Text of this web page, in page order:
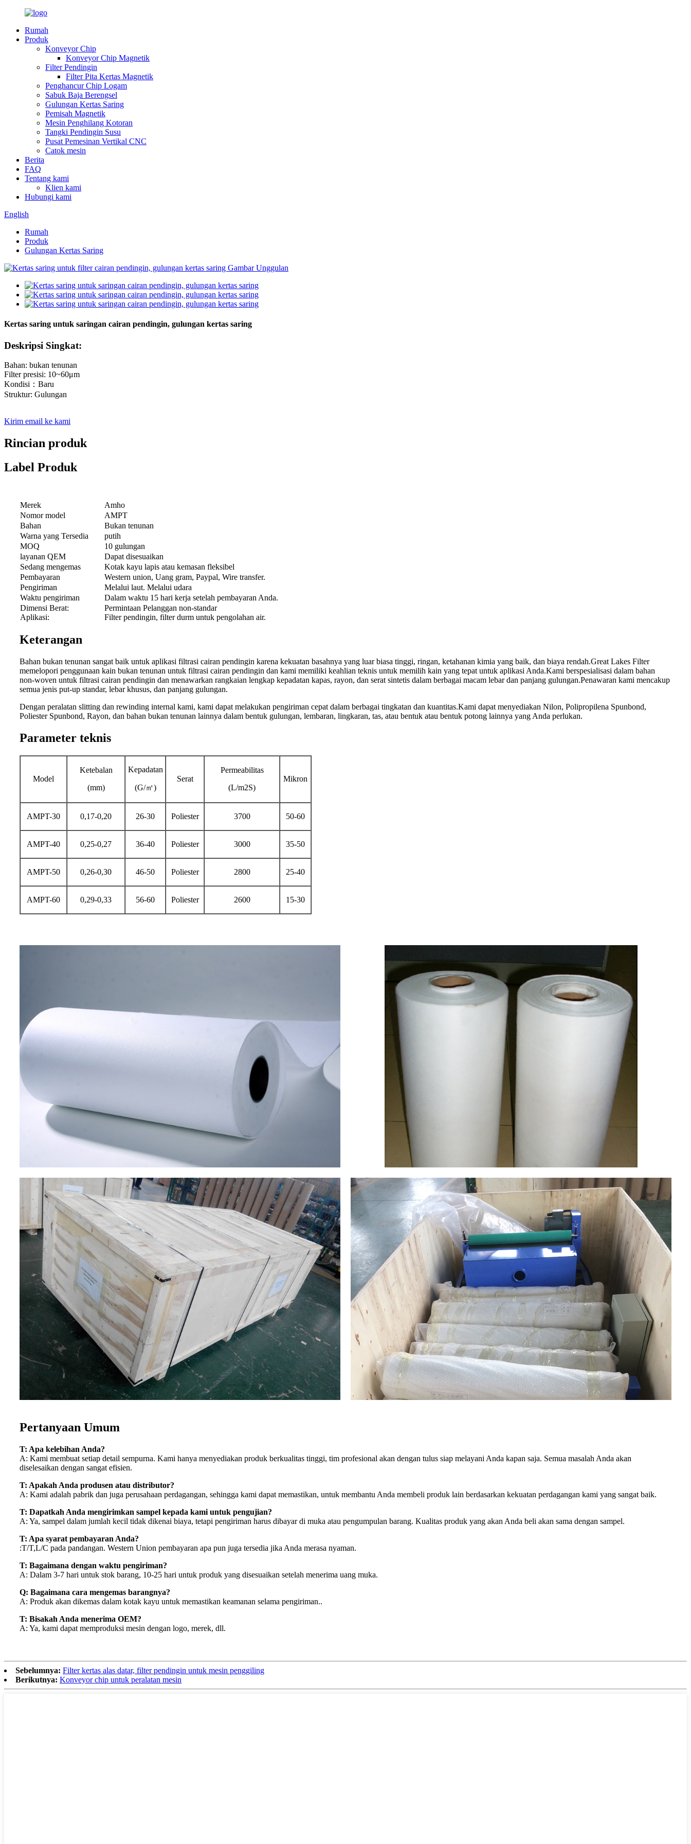
Rumah
Produk
Konveyor Chip
Konveyor Chip Magnetik
Filter Pendingin
Filter Pita Kertas Magnetik
Penghancur Chip Logam
Sabuk Baja Berengsel
Gulungan Kertas Saring
Pemisah Magnetik
Mesin Penghilang Kotoran
Tangki Pendingin Susu
Pusat Pemesinan Vertikal CNC
Catok mesin
Berita
FAQ
Tentang kami
Klien kami
Hubungi kami
English
Rumah
Produk
Gulungan Kertas Saring
Kertas saring untuk saringan cairan pendingin, gulungan kertas saring
Deskripsi Singkat:
Bahan: bukan tenunan
Filter presisi: 10~60μm
Kondisi：Baru
Struktur: Gulungan
Kirim email ke kami
Rincian produk
Label Produk
Merek
Amho
Nomor model
AMPT
Bahan
Bukan tenunan
Warna yang Tersedia
putih
MOQ
10 gulungan
layanan QEM
Dapat disesuaikan
Sedang mengemas
Kotak kayu lapis atau kemasan fleksibel
Pembayaran
Western union, Uang gram, Paypal, Wire transfer.
Pengiriman
Melalui laut. Melalui udara
Waktu pengiriman
Dalam waktu 15 hari kerja setelah pembayaran Anda.
Dimensi Berat:
Aplikasi:
Permintaan Pelanggan non-standar
Filter pendingin, filter durm untuk pengolahan air.
Keterangan
Bahan bukan tenunan sangat baik untuk aplikasi filtrasi cairan pendingin karena kekuatan basahnya yang luar biasa tinggi, ringan, ketahanan kimia yang baik, dan biaya rendah.Great Lakes Filter
memelopori penggunaan kain bukan tenunan untuk filtrasi cairan pendingin dan kami memiliki keahlian teknis untuk memilih kain yang tepat untuk aplikasi Anda.Kami berspesialisasi dalam bahan
non-woven untuk filtrasi cairan pendingin dan menawarkan rangkaian lengkap kepadatan kapas, rayon, dan serat sintetis dalam berbagai macam lebar dan panjang gulungan.Penawaran kami mencakup
semua jenis put-up standar, lebar khusus, dan panjang gulungan.
Dengan peralatan slitting dan rewinding internal kami, kami dapat melakukan pengiriman cepat dalam berbagai tingkatan dan kuantitas.Kami dapat menyediakan Nilon, Polipropilena Spunbond,
Poliester Spunbond, Rayon, dan bahan bukan tenunan lainnya dalam bentuk gulungan, lembaran, lingkaran, tas, atau bentuk atau bentuk potong lainnya yang Anda perlukan.
Parameter teknis
Model
Ketebalan
(mm)
Kepadatan
(G/㎡)
Serat
Permeabilitas
(L/m2S)
Mikron
AMPT-30 0,17-0,20 26-30 Poliester 3700 50-60
AMPT-40 0,25-0,27 36-40 Poliester 3000 35-50
AMPT-50 0,26-0,30 46-50 Poliester 2800 25-40
AMPT-60 0,29-0,33 56-60 Poliester 2600 15-30
Pertanyaan Umum
T: Apa kelebihan Anda?
A: Kami membuat setiap detail sempurna. Kami hanya menyediakan produk berkualitas tinggi, tim profesional akan dengan tulus siap melayani Anda kapan saja. Semua masalah Anda akan
diselesaikan dengan sangat efisien.
T: Apakah Anda produsen atau distributor?
A: Kami adalah pabrik dan juga perusahaan perdagangan, sehingga kami dapat memastikan, untuk membantu Anda membeli produk lain berdasarkan kekuatan perdagangan kami yang sangat baik.
T: Dapatkah Anda mengirimkan sampel kepada kami untuk pengujian?
A: Ya, sampel dalam jumlah kecil tidak dikenai biaya, tetapi pengiriman harus dibayar di muka atau pengumpulan barang. Kualitas produk yang akan Anda beli akan sama dengan sampel.
T: Apa syarat pembayaran Anda?
:T/T,L/C pada pandangan. Western Union pembayaran apa pun juga tersedia jika Anda merasa nyaman.
T: Bagaimana dengan waktu pengiriman?
A: Dalam 3-7 hari untuk stok barang, 10-25 hari untuk produk yang disesuaikan setelah menerima uang muka.
Q: Bagaimana cara mengemas barangnya?
A: Produk akan dikemas dalam kotak kayu untuk memastikan keamanan selama pengiriman..
T: Bisakah Anda menerima OEM?
A: Ya, kami dapat memproduksi mesin dengan logo, merek, dll.
Sebelumnya: Filter kertas alas datar, filter pendingin untuk mesin penggiling
Berikutnya: Konveyor chip untuk peralatan mesin